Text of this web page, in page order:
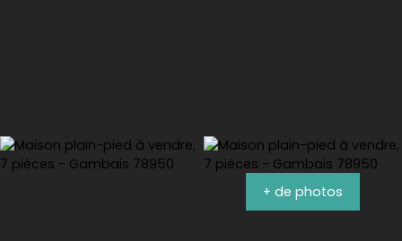
+ de photos